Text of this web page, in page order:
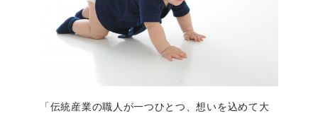
「伝統産業の職人が一つひとつ、想いを込めて大